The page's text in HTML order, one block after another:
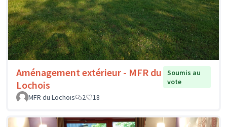
Aménagement extérieur - MFR du
Lochois
Soumis au
vote
MFR du Lochois
2 18